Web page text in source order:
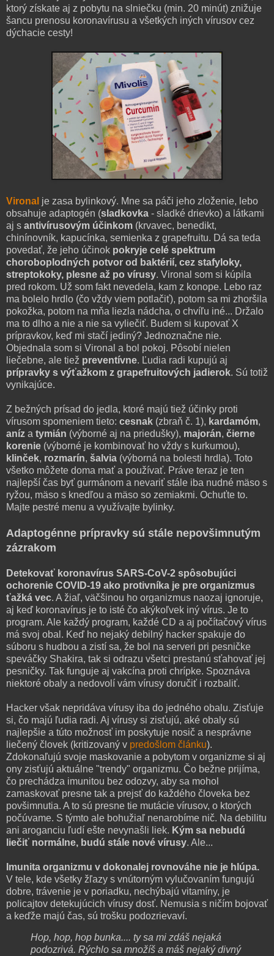
ktorý získate aj z pobytu na slniečku (min. 20 minút) znižuje
šancu prenosu koronavírusu a všetkých iných vírusov cez
dýchacie cesty!
Vironal je zasa bylinkový. Mne sa páči jeho zloženie, lebo
obsahuje adaptogén (sladkovka - sladké drievko) a látkami
aj s antivírusovým účinkom (krvavec, benedikt,
chinínovník, kapucínka, semienka z grapefruitu. Dá sa teda
povedať, že jeho účinok pokryje celé spektrum
choroboplodných potvor od baktérií, cez stafyloky,
streptokoky, plesne až po vírusy. Vironal som si kúpila
pred rokom. Už som fakt nevedela, kam z konope. Lebo raz
ma bolelo hrdlo (čo vždy viem potlačiť), potom sa mi zhoršila
pokožka, potom na mňa liezla nádcha, o chvíľu iné... Držalo
ma to dlho a nie a nie sa vyliečiť. Budem si kupovať X
prípravkov, keď mi stačí jediný? Jednoznačne nie.
Objednala som si Vironal a bol pokoj. Pôsobí nielen
liečebne, ale tiež preventívne. Ľudia radi kupujú aj
prípravky s výťažkom z grapefruitových jadierok. Sú totiž
vynikajúce.
Z bežných prísad do jedla, ktoré majú tiež účinky proti
vírusom spomeniem tieto: cesnak (zbraň č. 1), kardamóm,
aníz a tymián (výborné aj na priedušky), majorán, čierne
korenie (výborné je kombinovať ho vždy s kurkumou),
klinček, rozmarín, šalvia (výborná na bolesti hrdla). Toto
všetko môžete doma mať a používať. Práve teraz je ten
najlepší čas byť gurmánom a nevariť stále iba nudné mäso s
ryžou, mäso s knedľou a mäso so zemiakmi. Ochuťte to.
Majte pestré menu a využívajte bylinky.
Adaptogénne prípravky sú stále nepovšimnutým
zázrakom
Detekovať koronavírus SARS-CoV-2 spôsobujúci
ochorenie COVID-19 ako protivníka je pre organizmus
ťažká vec. A žiaľ, väčšinou ho organizmus naozaj ignoruje,
aj keď koronavírus je to isté čo akýkoľvek iný vírus. Je to
program. Ale každý program, každé CD a aj počítačový vírus
má svoj obal. Keď ho nejaký debilný hacker spakuje do
súboru s hudbou a zistí sa, že bol na serveri pri pesničke
speváčky Shakira, tak si odrazu všetci prestanú sťahovať jej
pesničky. Tak funguje aj vakcína proti chrípke. Spoznáva
niektoré obaly a nedovolí vám vírusy doručiť i rozbaliť.
Hacker však nepridáva vírusy iba do jedného obalu. Zisťuje
si, čo majú ľudia radi. Aj vírusy si zisťujú, aké obaly sú
najlepšie a túto možnosť im poskytuje nosič a nesprávne
liečený človek (kritizovaný v predošlom článku).
Zdokonaľujú svoje maskovanie a pobytom v organizme si aj
ony zisťujú aktuálne "trendy" organizmu. Čo bežne prijíma,
čo prechádza imunitou bez odozvy, aby sa mohol
zamaskovať presne tak a prejsť do každého človeka bez
povšimnutia. A to sú presne tie mutácie vírusov, o ktorých
počúvame. S týmto ale bohužiaľ nenarobíme nič. Na debilitu
ani aroganciu ľudí ešte nevynašli liek. Kým sa nebudú
liečiť normálne, budú stále nové vírusy. Ale...
Imunita organizmu v dokonalej rovnováhe nie je hlúpa.
V tele, kde všetky žľazy s vnútorným vylučovaním fungujú
dobre, trávenie je v poriadku, nechýbajú vitamíny, je
policajtov detekujúcich vírusy dosť. Nemusia s ničím bojovať
a keďže majú čas, sú trošku podozrievaví.
Hop, hop, hop bunka.... ty sa mi zdáš nejaká
podozrivá. Rýchlo sa množíš a máš nejaký divný